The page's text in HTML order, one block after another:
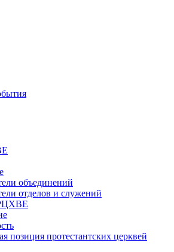
объединений
отделов и служений
позиция протестантских церквей